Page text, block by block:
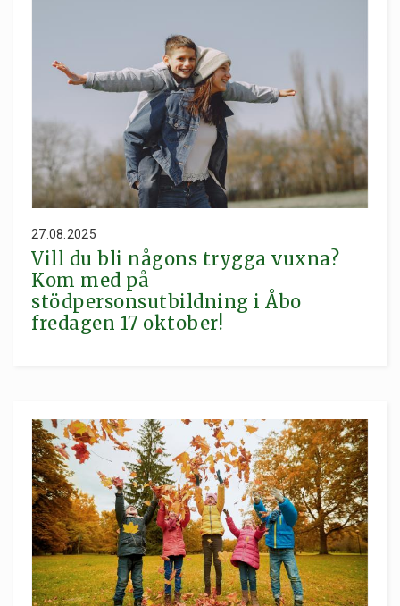
Vill du bli någons trygga vuxna?
Kom med på
stödpersonsutbildning i Åbo
fredagen 17 oktober!
27.08.2025